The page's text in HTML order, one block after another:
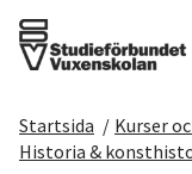
Det här gör vi
Startsida / Kurser
Historia &